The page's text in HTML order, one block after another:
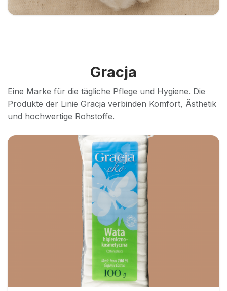
Gracja
Eine Marke für die tägliche Pflege und Hygiene. Die
Produkte der Linie Gracja verbinden Komfort, Ästhetik
und hochwertige Rohstoffe.